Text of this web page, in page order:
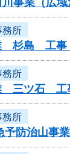
務所
杉島 工
務所
三ツ石
務所
予防治山事